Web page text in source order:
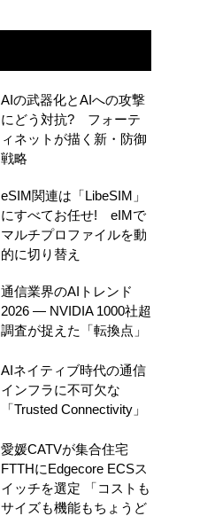
AIの武器化とAIへの攻撃
にどう対抗? フォーテ
ィネットが描く新・防御
戦略
eSIM関連は「LibeSIM」
にすべてお任せ! eIMで
マルチプロファイルを動
的に切り替え
通信業界のAIトレンド
2026 ― NVIDIA 1000社超
調査が捉えた「転換点」
AIネイティブ時代の通信
インフラに不可欠な
「Trusted Connectivity」
愛媛CATVが集合住宅
FTTHにEdgecore ECSス
イッチを選定 「コストも
サイズも機能もちょうど